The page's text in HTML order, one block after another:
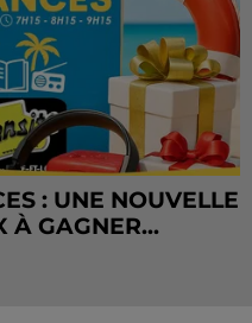
: UNE NOUVELLE
À GAGNER...